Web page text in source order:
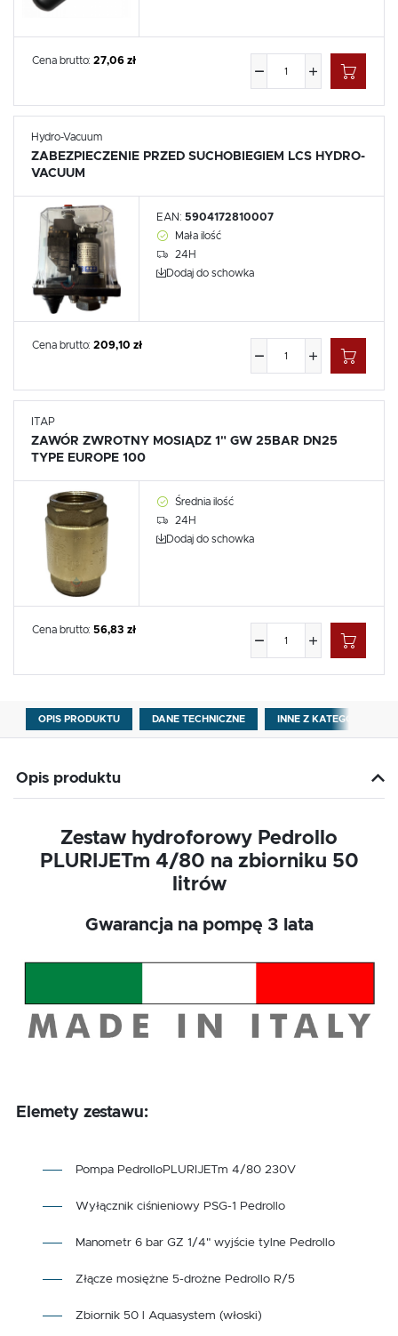
Cena brutto: 27,06 zł
Hydro-Vacuum
ZABEZPIECZENIE PRZED SUCHOBIEGIEM LCS HYDRO-
VACUUM
EAN: 5904172810007
Mała ilość
24H
Dodaj do schowka
Cena brutto: 209,10 zł
ITAP
ZAWÓR ZWROTNY MOSIĄDZ 1" GW 25BAR DN25
TYPE EUROPE 100
Średnia ilość
24H
Dodaj do schowka
Cena brutto: 56,83 zł
OPIS PRODUKTU DANE TECHNICZNE INNE Z KATEGORII
Opis produktu
Zestaw hydroforowy Pedrollo
PLURIJETm 4/80 na zbiorniku 50
litrów
Gwarancja na pompę 3 lata
Elemety zestawu:
Pompa PedrolloPLURIJETm 4/80 230V
Wyłącznik ciśnieniowy PSG-1 Pedrollo
Manometr 6 bar GZ 1/4" wyjście tylne Pedrollo
Złącze mosiężne 5-drożne Pedrollo R/5
Zbiornik 50 l Aquasystem (włoski)